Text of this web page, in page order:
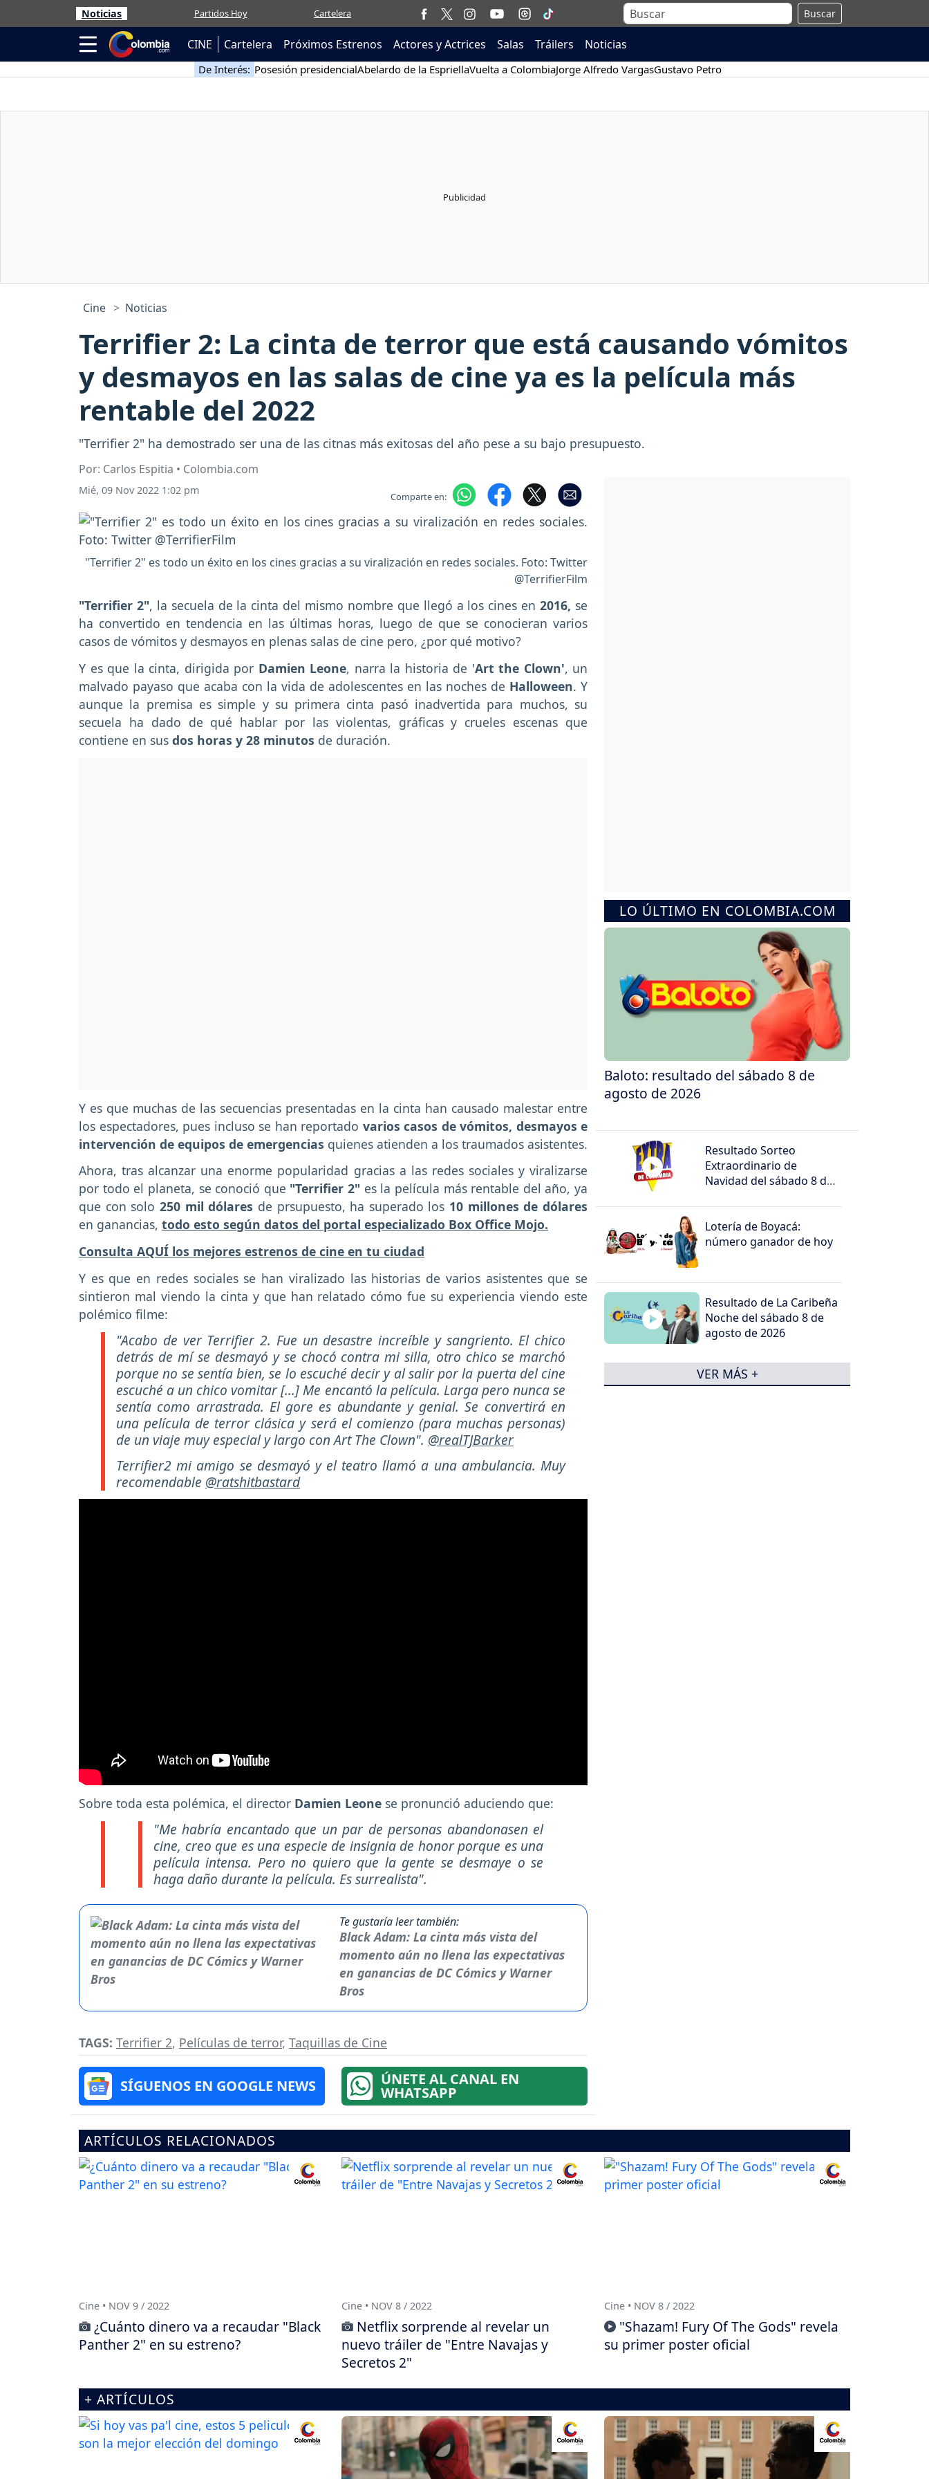
Noticias Partidos Hoy Cartelera Buscar
CINE Cartelera Próximos Estrenos Actores y Actrices Salas Tráilers Noticias
De Interés: Posesión presidencialAbelardo de la EspriellaVuelta a ColombiaJorge Alfredo VargasGustavo Petro
Cine Noticias
Terrifier 2: La cinta de terror que está causando vómitos
y desmayos en las salas de cine ya es la película más
rentable del 2022
"Terrifier 2" ha demostrado ser una de las citnas más exitosas del año pese a su bajo presupuesto.
Por: Carlos Espitia • Colombia.com
Mié, 09 Nov 2022 1:02 pm Comparte en:
"Terrifier 2" es todo un éxito en los cines gracias a su viralización en redes sociales. Foto: Twitter
@TerrifierFilm
"Terrifier 2", la secuela de la cinta del mismo nombre que llegó a los cines en2016, se
ha convertido en tendencia en las últimas horas, luego de que se conocieran varios
casos de vómitos y desmayos en plenas salas de cine pero, ¿por qué motivo?
Y es que la cinta, dirigida por Damien Leone, narra la historia de 'Art the Clown', un
malvado payaso que acaba con la vida de adolescentes en las noches de Halloween. Y
aunque la premisa es simple y su primera cinta pasó inadvertida para muchos, su
secuela ha dado de qué hablar por las violentas, gráficas y crueles escenas que
contiene en sus dos horas y 28 minutos de duración.
Y es que muchas de las secuencias presentadas en la cinta han causado malestar entre
los espectadores, pues incluso se han reportado varios casos de vómitos, desmayos e
intervención de equipos de emergencias quienes atienden a los traumados asistentes.
Ahora, tras alcanzar una enorme popularidad gracias a las redes sociales y viralizarse
por todo el planeta, se conoció que "Terrifier 2" es la película más rentable del año, ya
que con solo 250 mil dólares de prsupuesto, ha superado los 10 millones de dólares
en ganancias, todo esto según datos del portal especializado Box Office Mojo.
Consulta AQUÍ los mejores estrenos de cine en tu ciudad
Y es que en redes sociales se han viralizado las historias de varios asistentes que se
sintieron mal viendo la cinta y que han relatado cómo fue su experiencia viendo este
polémico filme:
"Acabo de ver Terrifier 2. Fue un desastre increíble y sangriento. El chico
detrás de mí se desmayó y se chocó contra mi silla, otro chico se marchó
porque no se sentía bien, se lo escuché decir y al salir por la puerta del cine
escuché a un chico vomitar [...] Me encantó la película. Larga pero nunca se
sentía como arrastrada. El gore es abundante y genial. Se convertirá en
una película de terror clásica y será el comienzo (para muchas personas)
de un viaje muy especial y largo con Art The Clown". @realTJBarker
Terrifier2 mi amigo se desmayó y el teatro llamó a una ambulancia. Muy
recomendable @ratshitbastard
Sobre toda esta polémica, el director Damien Leone se pronunció aduciendo que:
"Me habría encantado que un par de personas abandonasen el
cine, creo que es una especie de insignia de honor porque es una
película intensa. Pero no quiero que la gente se desmaye o se
haga daño durante la película. Es surrealista".
Te gustaría leer también:
Black Adam: La cinta más vista del
momento aún no llena las expectativas
en ganancias de DC Cómics y Warner
Bros
TAGS: Terrifier 2, Películas de terror, Taquillas de Cine
SÍGUENOS EN GOOGLE NEWS ÚNETE AL CANAL EN
WHATSAPP
LO ÚLTIMO EN COLOMBIA.COM
Baloto: resultado del sábado 8 de
agosto de 2026
Resultado Sorteo
Extraordinario de
Navidad del sábado 8 de
Lotería de Boyacá:
número ganador de hoy
Resultado de La Caribeña
Noche del sábado 8 de
agosto de 2026
VER MÁS +
ARTÍCULOS RELACIONADOS
Cine • NOV 9 / 2022
¿Cuánto dinero va a recaudar "Black
Panther 2" en su estreno?
Cine • NOV 8 / 2022
Netflix sorprende al revelar un
nuevo tráiler de "Entre Navajas y
Secretos 2"
Cine • NOV 8 / 2022
"Shazam! Fury Of The Gods" revela
su primer poster oficial
+ ARTÍCULOS